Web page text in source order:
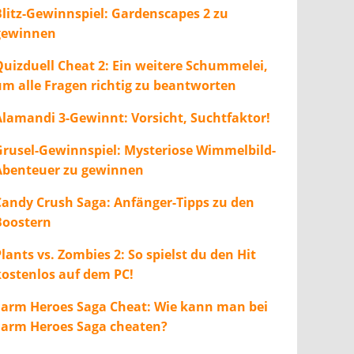
Gewinnspiel: Gardenscapes 2 zu
Cheat 2: Ein weitere Schummelei,
alle Fragen richtig zu beantworten
3-Gewinnt: Vorsicht, Suchtfaktor!
Gewinnspiel: Mysteriose Wimmelbild-
zu gewinnen
Crush Saga: Anfänger-Tipps zu den
vs. Zombies 2: So spielst du den Hit
auf dem PC!
Heroes Saga Cheat: Wie kann man bei
Heroes Saga cheaten?